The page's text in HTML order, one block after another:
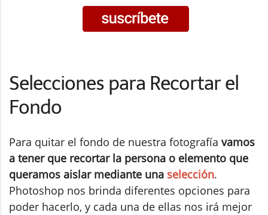
Selecciones para Recortar el
Fondo
Para quitar el fondo de nuestra fotografía vamos
a tener que recortar la persona o elemento que
queramos aislar mediante una selección.
Photoshop nos brinda diferentes opciones para
poder hacerlo, y cada una de ellas nos irá mejor